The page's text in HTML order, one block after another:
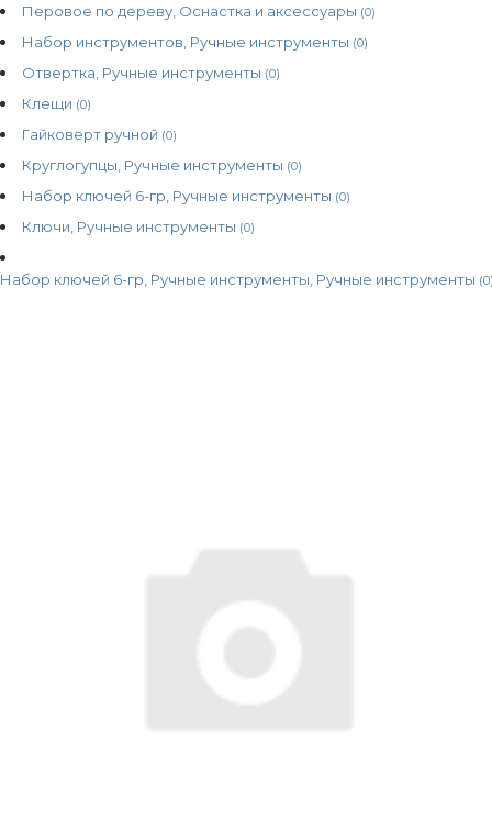
Перовое по дереву, Оснастка и аксессуары (0)
Набор инструментов, Ручные инструменты (0)
Отвертка, Ручные инструменты (0)
Клещи (0)
Гайковерт ручной (0)
Круглогупцы, Ручные инструменты (0)
Набор ключей 6-гр, Ручные инструменты (0)
Ключи, Ручные инструменты (0)
Набор ключей 6-гр, Ручные инструменты, Ручные инструменты